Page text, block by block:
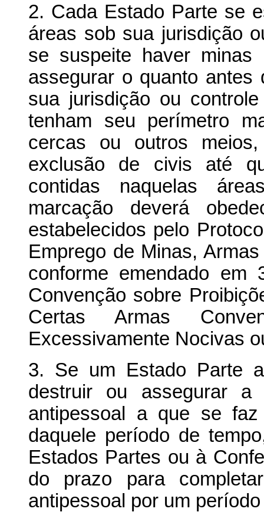
2. Cada Estado Parte se
áreas sob sua jurisdição
se suspeite haver minas
assegurar o quanto
sua jurisdição ou
tenham seu perímetro
cercas ou outros
exclusão de civis até
contidas naquelas
marcação deverá
estabelecidos pelo
Emprego de Minas,
conforme emendado
Convenção sobre
Certas Armas
Excessivamente Nocivas
3. Se um Estado Parte
destruir ou assegurar
antipessoal a que se
daquele período de
Estados Partes ou à
do prazo para
antipessoal por um